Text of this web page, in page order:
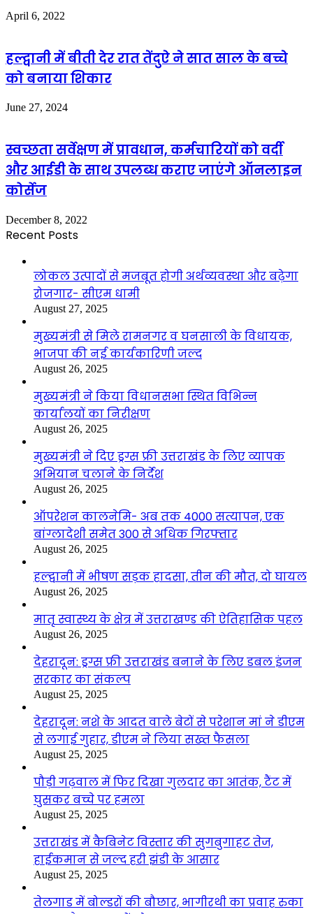
April 6, 2022
हल्द्वानी में बीती देर रात तेंदुऐ ने सात साल के बच्चे
को बनाया शिकार
June 27, 2024
स्वच्छता सर्वेक्षण में प्रावधान, कर्मचारियों को वर्दी
और आईडी के साथ उपलब्ध कराए जाएंगे ऑनलाइन
कोर्सेज
December 8, 2022
Recent Posts
लोकल उत्पादों से मजबूत होगी अर्थव्यवस्था और बढ़ेगा
रोजगार- सीएम धामी
August 27, 2025
मुख्यमंत्री से मिले रामनगर व घनसाली के विधायक,
भाजपा की नई कार्यकारिणी जल्द
August 26, 2025
मुख्यमंत्री ने किया विधानसभा स्थित विभिन्न
कार्यालयों का निरीक्षण
August 26, 2025
मुख्यमंत्री ने दिए ड्रग्स फ्री उत्तराखंड के लिए व्यापक
अभियान चलाने के निर्देश
August 26, 2025
ऑपरेशन कालनेमि- अब तक 4000 सत्यापन, एक
बांग्लादेशी समेत 300 से अधिक गिरफ्तार
August 26, 2025
हल्द्वानी में भीषण सड़क हादसा, तीन की मौत, दो घायल
August 26, 2025
मातृ स्वास्थ्य के क्षेत्र में उत्तराखण्ड की ऐतिहासिक पहल
August 26, 2025
देहरादून: ड्रग्स फ्री उत्तराखंड बनाने के लिए डबल इंजन
सरकार का संकल्प
August 25, 2025
देहरादून: नशे के आदत वाले बेटों से परेशान मां ने डीएम
से लगाई गुहार, डीएम ने लिया सख्त फैसला
August 25, 2025
पौड़ी गढ़वाल में फिर दिखा गुलदार का आतंक, टैंट में
घुसकर बच्चे पर हमला
August 25, 2025
उत्तराखंड में कैबिनेट विस्तार की सुगबुगाहट तेज,
हाईकमान से जल्द हरी झंडी के आसार
August 25, 2025
तेलगाड में बोल्डरों की बौछार, भागीरथी का प्रवाह रुका